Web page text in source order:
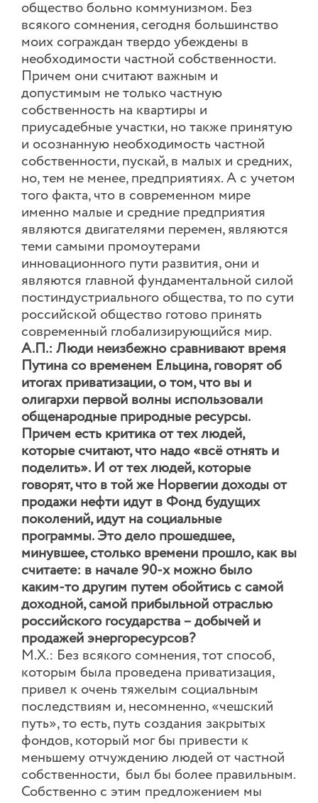
общество больно коммунизмом. Без
всякого сомнения, сегодня большинство
моих сограждан твердо убеждены в
необходимости частной собственности.
Причем они считают важным и
допустимым не только частную
собственность на квартиры и
приусадебные участки, но также принятую
и осознанную необходимость частной
собственности, пускай, в малых и средних,
но, тем не менее, предприятиях. А с учетом
того факта, что в современном мире
именно малые и средние предприятия
являются двигателями перемен, являются
теми самыми промоутерами
инновационного пути развития, они и
являются главной фундаментальной силой
постиндустриального общества, то по сути
российской общество готово принять
современный глобализирующийся мир.
А.П.: Люди неизбежно сравнивают время
Путина со временем Ельцина, говорят об
итогах приватизации, о том, что вы и
олигархи первой волны использовали
общенародные природные ресурсы.
Причем есть критика от тех людей,
которые считают, что надо «всё отнять и
поделить». И от тех людей, которые
говорят, что в той же Норвегии доходы от
продажи нефти идут в Фонд будущих
поколений, идут на социальные
программы. Это дело прошедшее,
минувшее, столько времени прошло, как вы
считаете: в начале 90-х можно было
каким-то другим путем обойтись с самой
доходной, самой прибыльной отраслью
российского государства – добычей и
продажей энергоресурсов?
М.Х.: Без всякого сомнения, тот способ,
которым была проведена приватизация,
привел к очень тяжелым социальным
последствиям и, несомненно, «чешский
путь», то есть, путь создания закрытых
фондов, который мог бы привести к
меньшему отчуждению людей от частной
собственности, был бы более правильным.
Собственно с этим предложением мы